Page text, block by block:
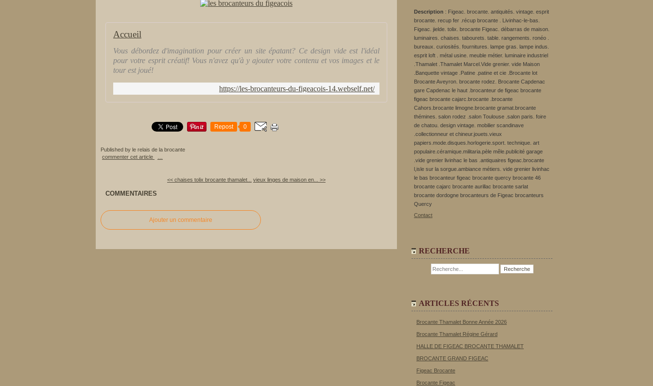
Accueil
Vous débordez d'imagination pour créer un site épatant? Ce design vide est l'idéal
pour votre esprit créatif! Vous n'avez qu'à y ajouter votre contenu et vos images et le
tour est joué!
https://les-brocanteurs-du-figeacois-14.webself.net/
Repost 0
Published by le relais de la brocante
commenter cet article
<< chaises tolix brocante thamalet... vieux linges de maison en... >>
COMMENTAIRES
Ajouter un commentaire
Description : Figeac. brocante. antiquités. vintage. esprit
brocante. recup fer .récup brocante . Livinhac-le-bas.
Figeac. jielde. tolix. brocante Figeac. débarras de maison.
luminaires. chaises. tabourets. table. rangements. ronéo .
bureaux. curiosités. fournitures. lampe gras. lampe indus.
esprit loft . métal usine. meuble métier. luminaire industriel
.Thamalet .Thamalet Marcel.Vide grenier. vide Maison
.Banquette vintage .Patine .patine et cie .Brocante lot
Brocante Aveyron. brocante rodez. Brocante Capdenac
gare Capdenac le haut .brocanteur de figeac brocante
figeac brocante cajarc.brocante .brocante
Cahors.brocante limogne.brocante gramat.brocante
thémines. salon rodez .salon Toulouse .salon paris. foire
de chatou. design vintage. mobilier scandinave
.collectionneur et chineur.jouets.vieux
papiers.mode.disques.horlogerie.sport. technique. art
populaire.céramique.militaria.pèle mêle.publicité garage
.vide grenier livinhac le bas .antiquaires figeac.brocante
l,isle sur la sorgue.ambiance métiers. vide grenier livinhac
le bas brocanteur figeac brocante quercy brocante 46
brocante cajarc brocante aurillac brocante sarlat
brocante dordogne brocanteurs de Figeac brocanteurs
Quercy
Contact
RECHERCHE
ARTICLES RÉCENTS
Brocante Thamalet Bonne Année 2026
Brocante Thamalet Régine Gérard
HALLE DE FIGEAC BROCANTE THAMALET
BROCANTE GRAND FIGEAC
Figeac Brocante
Brocante Figeac